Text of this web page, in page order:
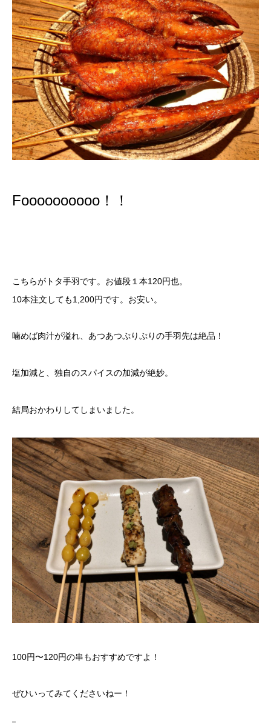
Foooooooooo！！
こちらがトタ手羽です。お値段１本120円也。
10本注文しても1,200円です。お安い。
噛めば肉汁が溢れ、あつあつぷりぷりの手羽先は絶品！
塩加減と、独自のスパイスの加減が絶妙。
結局おかわりしてしまいました。
100円〜120円の串もおすすめですよ！
ぜひいってみてくださいねー！